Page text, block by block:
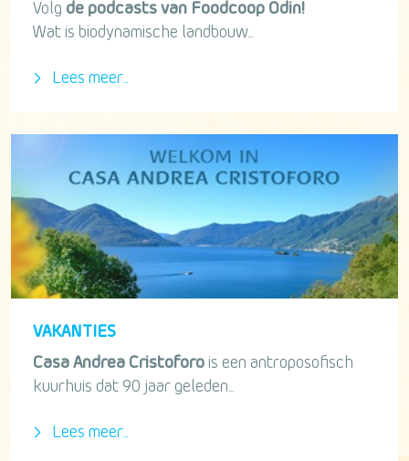
Volg de podcasts van Foodcoop Odin!
Wat is biodynamische landbouw...
Lees meer...
VAKANTIES
Casa Andrea Cristoforo is een antroposofisch
kuurhuis dat 90 jaar geleden...
Lees meer...